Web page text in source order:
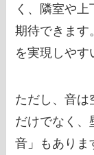
く、隣室や
期待できます
を実現しやす
ただし、音は
だけでなく、
音」もありま